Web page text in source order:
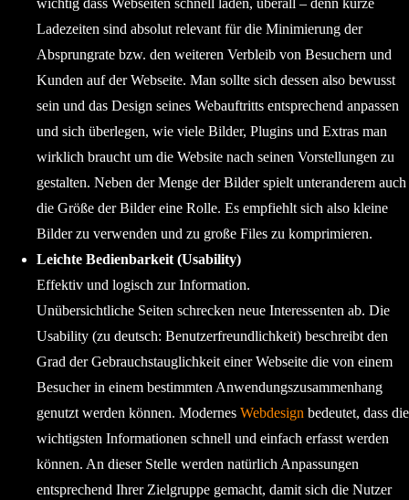
wichtig dass Webseiten schnell laden, überall – denn kurze
Ladezeiten sind absolut relevant für die Minimierung der
Absprungrate bzw. den weiteren Verbleib von Besuchern und
Kunden auf der Webseite. Man sollte sich dessen also bewusst
sein und das Design seines Webauftritts entsprechend anpassen
und sich überlegen, wie viele Bilder, Plugins und Extras man
wirklich braucht um die Website nach seinen Vorstellungen zu
gestalten. Neben der Menge der Bilder spielt unteranderem auch
die Größe der Bilder eine Rolle. Es empfiehlt sich also kleine
Bilder zu verwenden und zu große Files zu komprimieren.
Leichte Bedienbarkeit (Usability)
Effektiv und logisch zur Information.
Unübersichtliche Seiten schrecken neue Interessenten ab. Die
Usability (zu deutsch: Benutzerfreundlichkeit) beschreibt den
Grad der Gebrauchstauglichkeit einer Webseite die von einem
Besucher in einem bestimmten Anwendungszusammenhang
genutzt werden können. Modernes Webdesign bedeutet, dass die
wichtigsten Informationen schnell und einfach erfasst werden
können. An dieser Stelle werden natürlich Anpassungen
entsprechend Ihrer Zielgruppe gemacht, damit sich die Nutzer